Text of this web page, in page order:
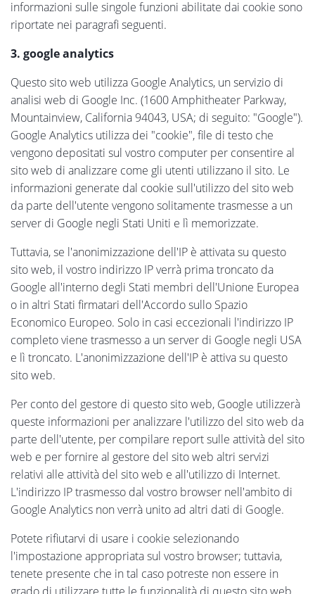
informazioni sulle singole funzioni abilitate dai cookie sono
riportate nei paragrafi seguenti.
3. google analytics
Questo sito web utilizza Google Analytics, un servizio di
analisi web di Google Inc. (1600 Amphitheater Parkway,
Mountainview, California 94043, USA; di seguito: "Google").
Google Analytics utilizza dei "cookie", file di testo che
vengono depositati sul vostro computer per consentire al
sito web di analizzare come gli utenti utilizzano il sito. Le
informazioni generate dal cookie sull'utilizzo del sito web
da parte dell'utente vengono solitamente trasmesse a un
server di Google negli Stati Uniti e lì memorizzate.
Tuttavia, se l'anonimizzazione dell'IP è attivata su questo
sito web, il vostro indirizzo IP verrà prima troncato da
Google all'interno degli Stati membri dell'Unione Europea
o in altri Stati firmatari dell'Accordo sullo Spazio
Economico Europeo. Solo in casi eccezionali l'indirizzo IP
completo viene trasmesso a un server di Google negli USA
e lì troncato. L'anonimizzazione dell'IP è attiva su questo
sito web.
Per conto del gestore di questo sito web, Google utilizzerà
queste informazioni per analizzare l'utilizzo del sito web da
parte dell'utente, per compilare report sulle attività del sito
web e per fornire al gestore del sito web altri servizi
relativi alle attività del sito web e all'utilizzo di Internet.
L'indirizzo IP trasmesso dal vostro browser nell'ambito di
Google Analytics non verrà unito ad altri dati di Google.
Potete rifiutarvi di usare i cookie selezionando
l'impostazione appropriata sul vostro browser; tuttavia,
tenete presente che in tal caso potreste non essere in
grado di utilizzare tutte le funzionalità di questo sito web.